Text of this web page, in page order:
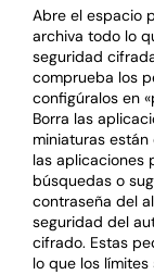
Abre el espacio
archiva todo lo
seguridad
comprueba los
configúralos en
Borra las
miniaturas
las aplicaciones
búsquedas o
contraseña del
seguridad del
cifrado. Estas
lo que los